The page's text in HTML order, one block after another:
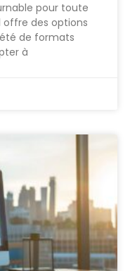
pour toute
offre des options
de formats
à